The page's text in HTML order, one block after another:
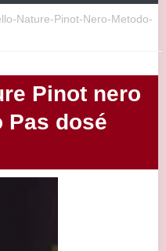
Nature-Pinot-Nero-Metodo-
Pinot nero
Pas dosé